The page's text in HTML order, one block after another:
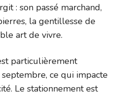
: son passé marchand,
la gentillesse de
art de vivre.
particulièrement
ce qui impacte
Le stationnement est